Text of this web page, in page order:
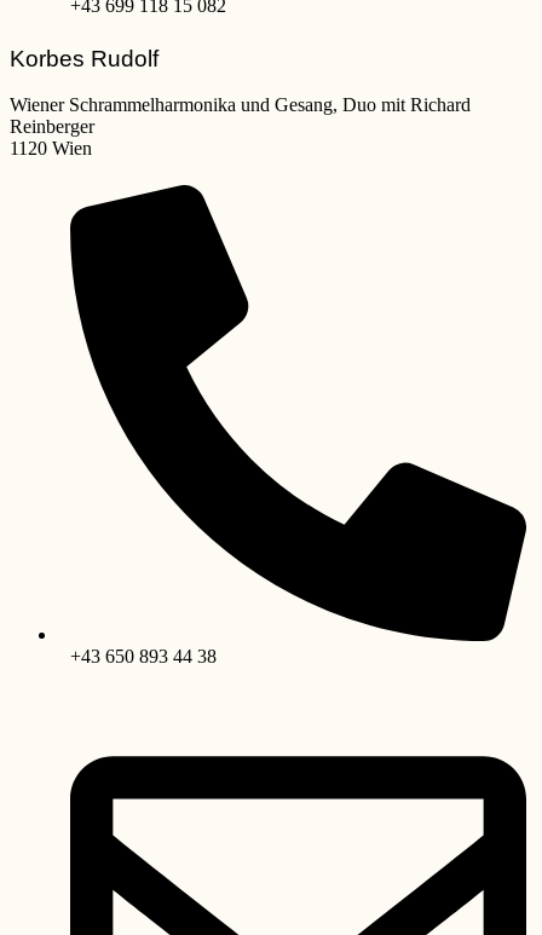
+43 699 118 15 082
Korbes Rudolf
Wiener Schrammelharmonika und Gesang, Duo mit Richard
Reinberger
1120 Wien
+43 650 893 44 38